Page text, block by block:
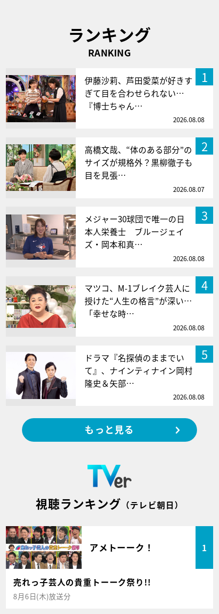
ランキング
RANKING
1
伊藤沙莉、芦田愛菜が好きす
ぎて目を合わせられない…
『博士ちゃん…
2026.08.08
2
高橋文哉、“体のある部分”の
サイズが規格外？黒柳徹子も
目を見張…
2026.08.07
3
メジャー30球団で唯一の日
本人栄養士 ブルージェイ
ズ・岡本和真…
2026.08.08
4
マツコ、M-1ブレイク芸人に
授けた“人生の格言”が深い…
「幸せな時…
2026.08.08
5
ドラマ『名探偵のままでい
て』、ナインティナイン岡村
隆史＆矢部…
2026.08.08
もっと見る
視聴ランキング （テレビ朝日）
アメトーーク！ 1
売れっ子芸人の貴重トーーク祭り!!
8月6日(木)放送分